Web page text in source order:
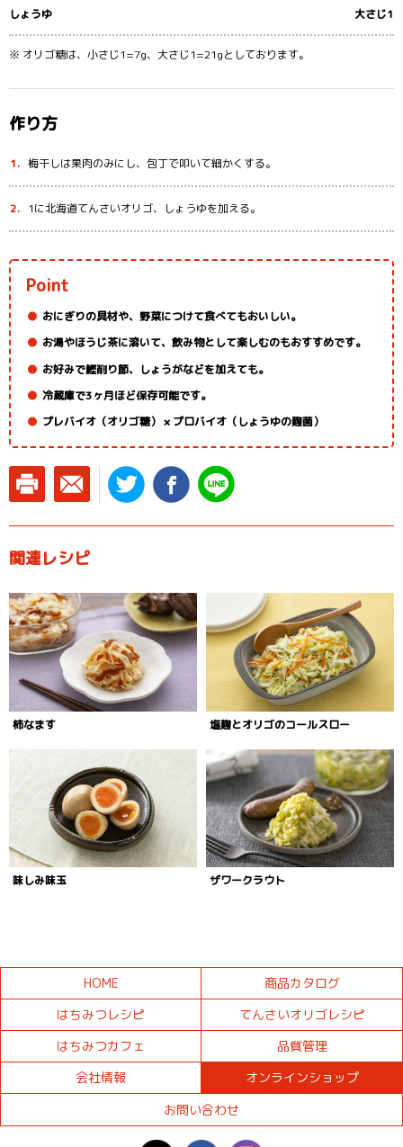
しょうゆ 大さじ1
※ オリゴ糖は、小さじ1=7g、大さじ1=21gとしております。
作り方
梅干しは果肉のみにし、包丁で叩いて細かくする。
1に北海道てんさいオリゴ、しょうゆを加える。
Point
おにぎりの具材や、野菜につけて食べてもおいしい。
お湯やほうじ茶に溶いて、飲み物として楽しむのもおすすめです。
お好みで鰹削り節、しょうがなどを加えても。
冷蔵庫で3ヶ月ほど保存可能です。
プレバイオ（オリゴ糖） × プロバイオ（しょうゆの麹菌）
関連レシピ
柿なます 塩麹とオリゴのコールスロー
味しみ味玉 ザワークラウト
HOME
商品カタログ
はちみつレシピ
てんさいオリゴレシピ
はちみつカフェ
品質管理
会社情報
オンラインショップ
お問い合わせ